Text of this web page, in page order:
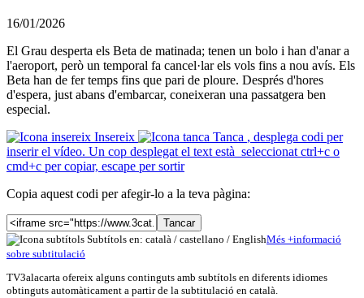
16/01/2026
El Grau desperta els Beta de matinada; tenen un bolo i han d'anar a
l'aeroport, però un temporal fa cancel·lar els vols fins a nou avís. Els
Beta han de fer temps fins que pari de ploure. Després d'hores
d'espera, just abans d'embarcar, coneixeran una passatgera ben
especial.
Insereix
Tanca , desplega codi per
inserir el vídeo. Un cop desplegat el text està seleccionat ctrl+c o
cmd+c per copiar, escape per sortir
Copia aquest codi per afegir-lo a la teva pàgina:
Tancar
Subtítols en: català / castellano / EnglishMés +informació
sobre subtitulació
TV3alacarta ofereix alguns continguts amb subtítols en diferents idiomes
obtinguts automàticament a partir de la subtitulació en català.